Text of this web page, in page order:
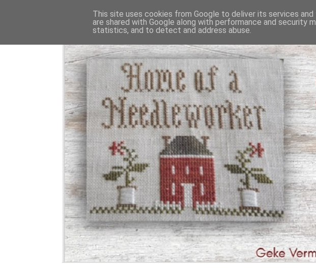
This site uses cookies from Google to deliver its services
are shared with Google along with performance and security
statistics, and to detect and address abuse.